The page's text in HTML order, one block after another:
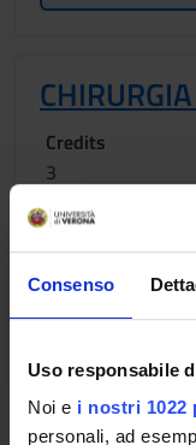
Consenso
Uso responsabile
Noi e i nostri 1022
personali, ad
Credits
3
Academic staff
Simone Conci
Simone
Learning